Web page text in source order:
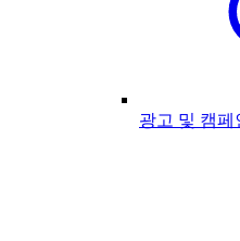
광고 및 캠페